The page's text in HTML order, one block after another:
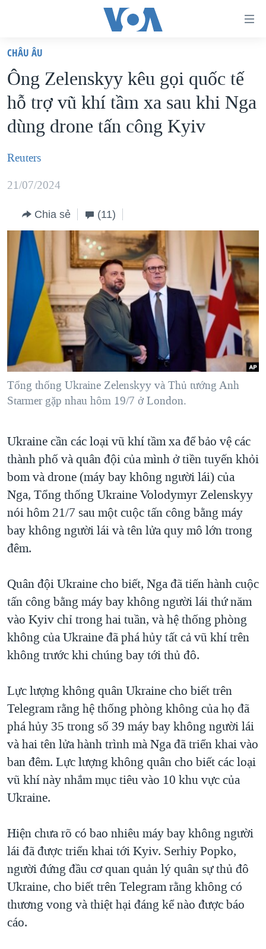
truy
cập
Tới
nội
chính
điều
hướng
chính
"Tìm"
TRANG CHỦ
VIỆT NAM
HOA KỲ
BIỂN ĐÔNG
THẾ GIỚI
DIỄN ĐÀN
MỤC
TỰ DO BÁO CHÍ
VẠCH TRẦN TIN GIẢ
NGƯỜI VIỆT HẢI NGOẠI
ĐỜI SỐNG
KINH TẾ
KHOA HỌC
SỨC KHOẺ
VĂN HOÁ
THỂ THAO
CHUYÊN ĐỀ
CHIẾN TRANH THƯƠNG MẠI CỦA MỸ: QUÁ KHỨ VÀ HIỆN
HÀNH TRÌNH BẦU CỬ 2024
MỘT NĂM CHIẾN TRANH TẠI DẢI GAZA
GIẢI MÃ VÀNH ĐAI & CON ĐƯỜNG
NGÀY TỊ NẠN THẾ GIỚI
GROUND ZERO – XƯA VÀ NAY
CÁC GIÁ TRỊ CỘNG HÒA Ở VIỆT NAM
THƯỢNG ĐỈNH TRUMP-KIM TẠI VIỆT NAM
TRỊNH VĨNH BÌNH VS. CHÍNH PHỦ VIỆT NAM
NGƯ DÂN VIỆT VÀ LÀN SÓNG TRỘM HẢI SÂM
BÊN KIA QUỐC LỘ: TIẾNG VỌNG TỪ NÔNG THÔN MỸ
QUAN HỆ VIỆT MỸ
HỌC TIẾNG ANH
VIDEO
NGHE
MẠNG XÃ HỘI
Ngôn ngữ khác
CHÂU ÂU
Ông Zelenskyy kêu gọi quốc tế
hỗ trợ vũ khí tầm xa sau khi Nga
dùng drone tấn công Kyiv
Reuters
21/07/2024
Chia sẻ (11)
Tổng thống Ukraine Zelenskyy và Thủ tướng Anh
Starmer gặp nhau hôm 19/7 ở London.
Ukraine cần các loại vũ khí tầm xa để bảo vệ các
thành phố và quân đội của mình ở tiền tuyến khỏi
bom và drone (máy bay không người lái) của
Nga, Tổng thống Ukraine Volodymyr Zelenskyy
nói hôm 21/7 sau một cuộc tấn công bằng máy
bay không người lái và tên lửa quy mô lớn trong
đêm.
Quân đội Ukraine cho biết, Nga đã tiến hành cuộc
tấn công bằng máy bay không người lái thứ năm
vào Kyiv chỉ trong hai tuần, và hệ thống phòng
không của Ukraine đã phá hủy tất cả vũ khí trên
không trước khi chúng bay tới thủ đô.
Lực lượng không quân Ukraine cho biết trên
Telegram rằng hệ thống phòng không của họ đã
phá hủy 35 trong số 39 máy bay không người lái
và hai tên lửa hành trình mà Nga đã triển khai vào
ban đêm. Lực lượng không quân cho biết các loại
vũ khí này nhắm mục tiêu vào 10 khu vực của
Ukraine.
Hiện chưa rõ có bao nhiêu máy bay không người
lái đã được triển khai tới Kyiv. Serhiy Popko,
người đứng đầu cơ quan quản lý quân sự thủ đô
Ukraine, cho biết trên Telegram rằng không có
thương vong và thiệt hại đáng kể nào được báo
cáo.